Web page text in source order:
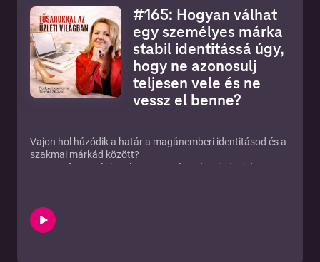
#165: Hogyan válhat
egy személyes márka
stabil identitássá úgy,
hogy ne azonosulj
teljesen vele és ne
vessz el benne?
Vajon hol húzódik a határ a magánemberi identitásod és a
szakmai márkád között?
Nagyon fontos és izgalmas ez a téma és mindenképp
márkádat vagy a szolgáltatásaidat.Közkívánatra osztom
meg ezt a fontos prezentációt, melyet korábban a
MARKETING HUB - KÖZÖSSÉGI TÉR SZEMÉLYES